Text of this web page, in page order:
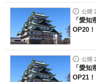
公開
「愛
OP20
公開
「愛
OP21